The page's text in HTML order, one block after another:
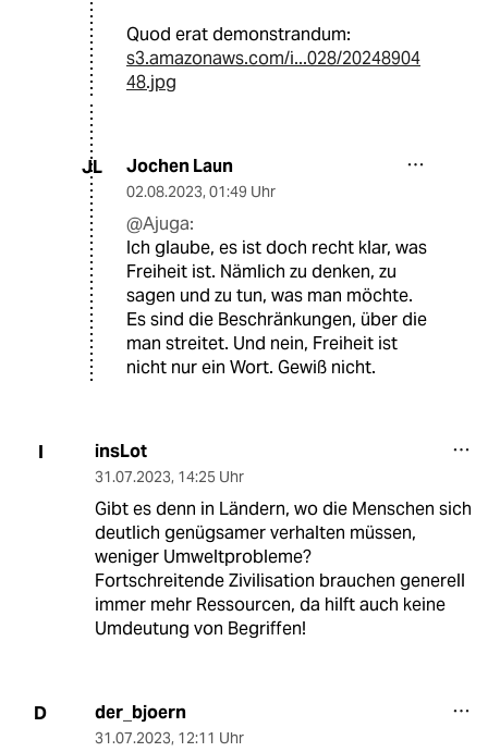
Quod erat demonstrandum:
s3.amazonaws.com/i...028/20248904
48.jpg
JL Jochen Laun
02.08.2023, 01:49 Uhr
@Ajuga:
Ich glaube, es ist doch recht klar, was
Freiheit ist. Nämlich zu denken, zu
sagen und zu tun, was man möchte.
Es sind die Beschränkungen, über die
man streitet. Und nein, Freiheit ist
nicht nur ein Wort. Gewiß nicht.
I insLot
31.07.2023, 14:25 Uhr
Gibt es denn in Ländern, wo die Menschen sich
deutlich genügsamer verhalten müssen,
weniger Umweltprobleme?
Fortschreitende Zivilisation brauchen generell
immer mehr Ressourcen, da hilft auch keine
Umdeutung von Begriffen!
D der_bjoern
31.07.2023, 12:11 Uhr